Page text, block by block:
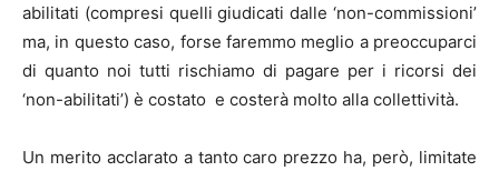
abilitati (compresi quelli giudicati dalle ‘non-commissioni’
ma, in questo caso, forse faremmo meglio a preoccuparci
di quanto noi tutti rischiamo di pagare per i ricorsi dei
‘non-abilitati’) è costato e costerà molto alla collettività.
Un merito acclarato a tanto caro prezzo ha, però, limitate